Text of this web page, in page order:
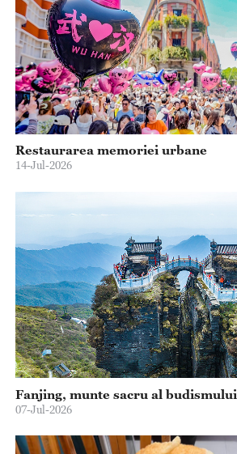
Restaurarea memoriei urbane
14-Jul-2026
Fanjing, munte sacru al budismului
07-Jul-2026